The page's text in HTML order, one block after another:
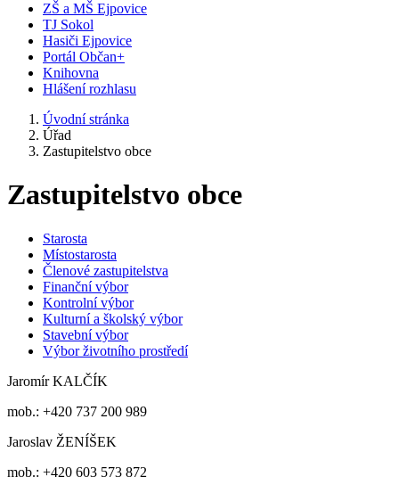
ZŠ a MŠ Ejpovice
TJ Sokol
Hasiči Ejpovice
Portál Občan+
Knihovna
Hlášení rozhlasu
Úvodní stránka
Úřad
Zastupitelstvo obce
Zastupitelstvo obce
Starosta
Místostarosta
Členové zastupitelstva
Finanční výbor
Kontrolní výbor
Kulturní a školský výbor
Stavební výbor
Výbor životního prostředí
Jaromír KALČÍK
mob.: +420 737 200 989
Jaroslav ŽENÍŠEK
mob.: +420 603 573 872